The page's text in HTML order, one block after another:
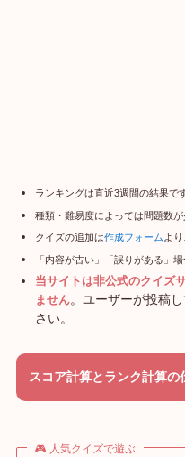
ランキングは直近3週間の結果で
種類・難易度によっては問題数が
クイズの追加は作成フォーム よ
「内容が古い」「誤りがある」場
当サイトは非公式のクイズ
ません。ユーザーが投稿
さい。
スコア計算とランク計算の
🎮 人気クイズで遊ぶ